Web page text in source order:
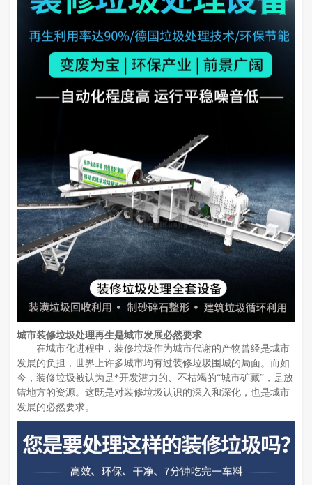
城市装修垃圾处理再生是城市发展必然要求
在城市化进程中，装修垃圾作为城市代谢的产物曾经是城市
发展的负担，世界上许多城市均有过装修垃圾围城的局面。而如
今，装修垃圾被认为是*开发潜力的、不枯竭的“城市矿藏”，是放
错地方的资源。这既是对装修垃圾认识的深入和深化，也是城市
发展的必然要求。